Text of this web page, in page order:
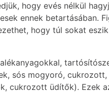
hogy evés nélkül
ennek betartásában.
hogy túl sokat
sós mogyoró,
cukrozott üdítők). Ezek